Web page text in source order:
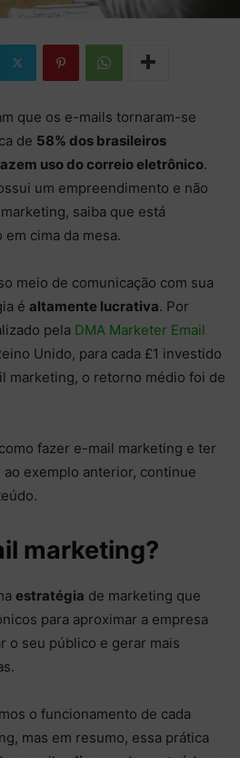
que os e-mails tornaram-se
de 58% dos brasileiros
uso do correio eletrônico.
um empreendimento e não
saiba que está
cima da mesa.
meio de comunicação com sua
é altamente lucrativa. Por
pela DMA Marketer Email
Unido, para cada £1 investido
marketing, o retorno médio foi de
fazer e-mail marketing e ter
exemplo anterior, continue
marketing?
estratégia de marketing que
para aproximar a empresa
o seu público e gerar mais
o funcionamento de cada
mas em resumo, essa prática